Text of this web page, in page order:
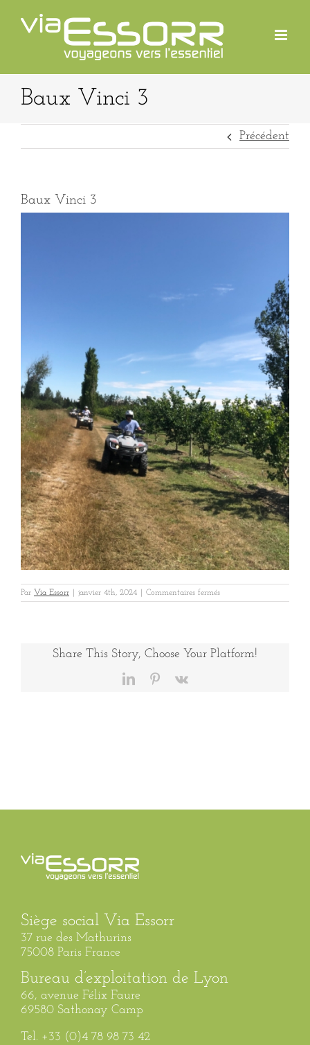
contenu
Baux Vinci 3
Précédent
Baux Vinci 3
Par Via Essorr janvier 4th, 2024 Commentaires ferméssur
Baux
Share This Story, Choose Your Platform!
LinkedInPinterest
Vk
Siège social Via Essorr
37 rue des Mathurins
75008 Paris France
Bureau d’exploitation de Lyon
66, avenue Félix Faure
69580 Sathonay Camp
Tel. +33 (0)4 78 98 73 42